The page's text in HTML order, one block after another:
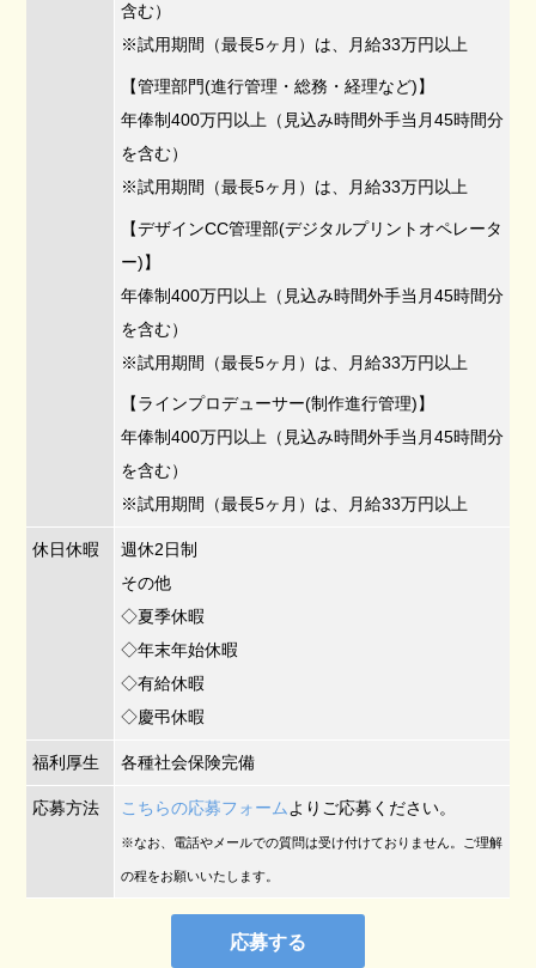
含む）
※試用期間（最長5ヶ月）は、月給33万円以上
【管理部門(進行管理・総務・経理など)】
年俸制400万円以上（見込み時間外手当月45時間分
を含む）
※試用期間（最長5ヶ月）は、月給33万円以上
【デザインCC管理部(デジタルプリントオペレータ
ー)】
年俸制400万円以上（見込み時間外手当月45時間分
を含む）
※試用期間（最長5ヶ月）は、月給33万円以上
【ラインプロデューサー(制作進行管理)】
年俸制400万円以上（見込み時間外手当月45時間分
を含む）
※試用期間（最長5ヶ月）は、月給33万円以上
休日休暇
週休2日制
その他
◇夏季休暇
◇年末年始休暇
◇有給休暇
◇慶弔休暇
福利厚生 各種社会保険完備
応募方法 こちらの応募フォームよりご応募ください。
※なお、電話やメールでの質問は受け付けておりません。ご理解
の程をお願いいたします。
応募する